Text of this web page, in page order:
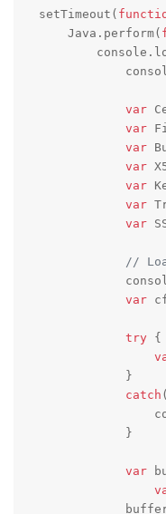
setTimeout(
    Java.perform(
var
var
var
var
var
var
var
//
var cf
try {
catch
var